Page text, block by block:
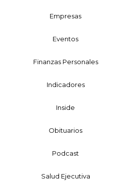
Empresas
Eventos
Finanzas Personales
Indicadores
Inside
Obituarios
Podcast
Salud Ejecutiva